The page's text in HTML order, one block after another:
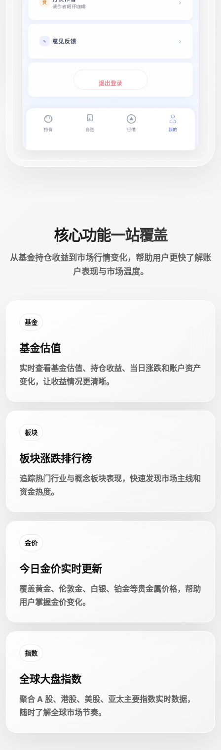
核心功能一站覆盖
从基金持仓收益到市场行情变化，帮助用户更快了解账
户表现与市场温度。
基金
基金估值
实时查看基金估值、持仓收益、当日涨跌和账户资产
变化，让收益情况更清晰。
板块
板块涨跌排行榜
追踪热门行业与概念板块表现，快速发现市场主线和
资金热度。
金价
今日金价实时更新
覆盖黄金、伦敦金、白银、铂金等贵金属价格，帮助
用户掌握金价变化。
指数
全球大盘指数
聚合 A 股、港股、美股、亚太主要指数实时数据，
随时了解全球市场节奏。